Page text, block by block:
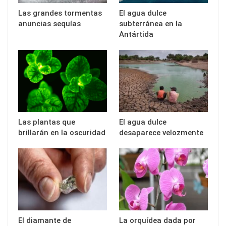
Las grandes tormentas
anuncias sequías
El agua dulce
subterránea en la
Antártida
Las plantas que
brillarán en la oscuridad
El agua dulce
desaparece velozmente
El diamante de
La orquídea dada por